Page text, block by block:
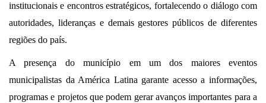
institucionais e encontros estratégicos, fortalecendo o diálogo com
autoridades, lideranças e demais gestores públicos de diferentes
regiões do país.
A presença do município em um dos maiores eventos
municipalistas da América Latina garante acesso a informações,
programas e projetos que podem gerar avanços importantes para a